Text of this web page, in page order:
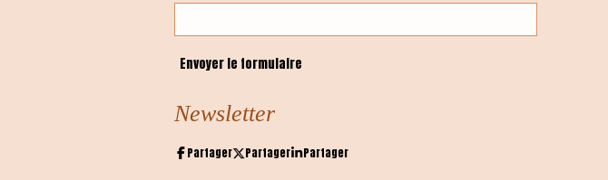
Envoyer le formulaire
Newsletter
Partager Partager Partager